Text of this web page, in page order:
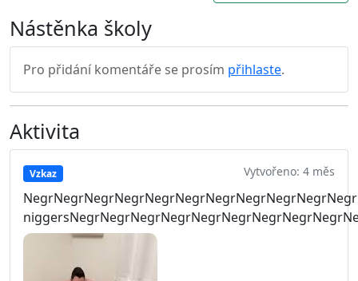
Nástěnka školy
Pro přidání komentáře se prosím přihlaste.
Aktivita
Vzkaz Vytvořeno: 4 měs